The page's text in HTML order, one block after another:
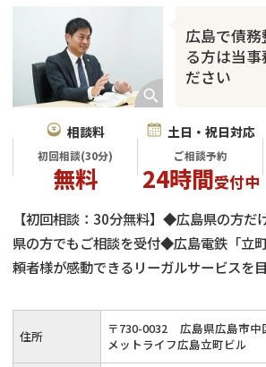
広島で債
る方は当事
ださい
相談料
初回相談(30分)
無料
土日・祝日対応
ご相談予約
24時間受付中
【初回相談：30分無料】◆広島県の方だ
県の方でもご相談を受付◆広島電鉄「立
頼者様が感動できるリーガルサービスを
様のことを一番に考えた弁護活動を心が
住所 〒730-0032
広島県広島市中
メットライフ広島立町ビル